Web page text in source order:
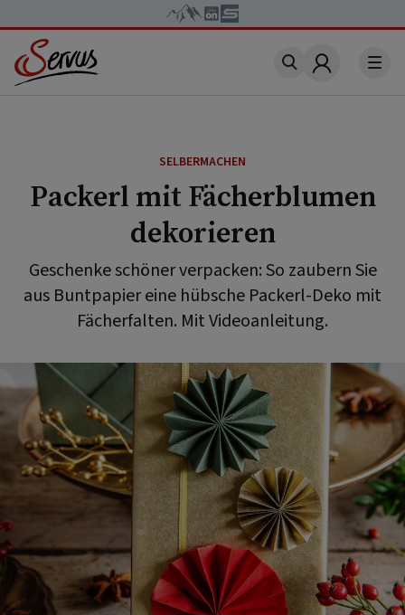
Account
SELBERMACHEN
Packerl mit Fächerblumen
dekorieren
Geschenke schöner verpacken: So zaubern Sie
aus Buntpapier eine hübsche Packerl-Deko mit
Fächerfalten. Mit Videoanleitung.